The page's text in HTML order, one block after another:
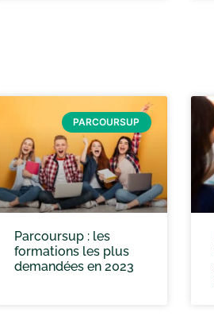
PARCOURSUP
Parcoursup : les
formations les plus
demandées en 2023